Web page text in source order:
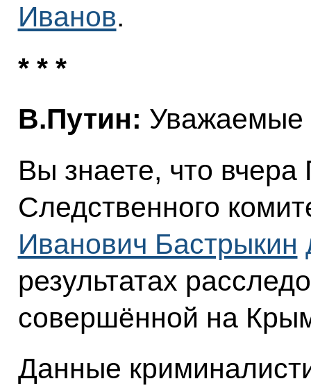
Иванов.
* * *
В.Путин: Уважаемые
Вы знаете, что вчера
Следственного
Иванович Бастрыкин
результатах
совершённой на
Данные